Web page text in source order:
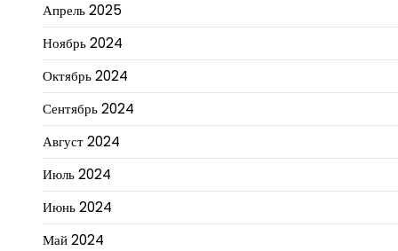
Апрель 2025
Ноябрь 2024
Октябрь 2024
Сентябрь 2024
Август 2024
Июль 2024
Июнь 2024
Май 2024